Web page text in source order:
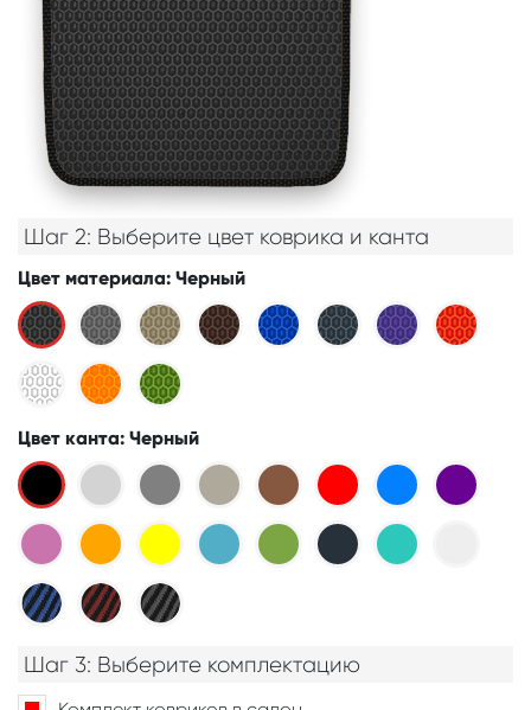
Шаг 2: Выберите цвет коврика и канта
Цвет материала: Черный
Цвет канта: Черный
Шаг 3: Выберите комплектацию